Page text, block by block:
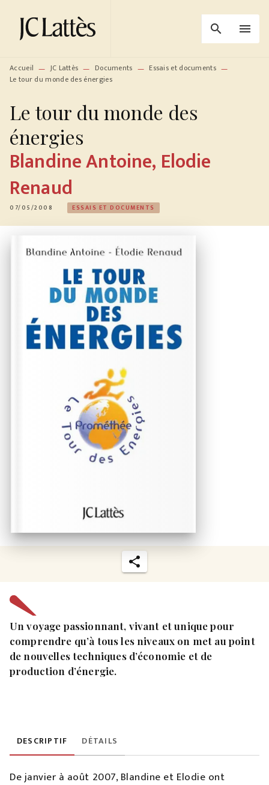
MENU RECHERCHE
PIED DE PAGE
search menu
Accueil — JC Lattès — Documents — Essais et documents —
Le tour du monde des énergies
Le tour du monde des
énergies
Blandine Antoine, Elodie
Renaud
07/05/2008 ESSAIS ET DOCUMENTS
Un voyage passionnant, vivant et unique pour
comprendre qu’à tous les niveaux on met au point
de nouvelles techniques d’économie et de
production d’énergie.
DESCRIPTIF DÉTAILS
De janvier à août 2007, Blandine et Elodie ont